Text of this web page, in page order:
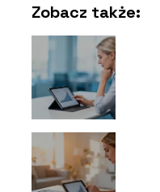
Zobacz także: